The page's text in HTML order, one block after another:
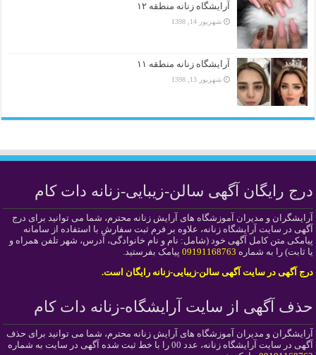
آرایشگاه زنانه منطقه ۱۲
شهریور 14, 1398
آرایشگاه زنانه منطقه ۱۱
شهریور 13, 1398
درج رایگان آگهی سالن-زیبایی-زنانه دات کام
آرایشگران و مدیران آموزشگاه های آرایش زنانه محترم، شما می توانید برای درج
آگهی در سایت آرایشگاه زنانه، علاوه بر فرم ثبت سفارش با استفاده از سامانه
پیامکی متن کامل آگهی خود (شامل: نام و نام خانوادگی، آدرس، شهر تلفن همراه و
یا ثابت) را به شماره 09191168763 پیامک بفرستید.
درج آگهی در سایت آگهی سالن-زیبایی-زنانه رایگان است.
حذف آگهی از سایت آرایشگاه-زنانه دات کام
آرایشگران و مدیران آموزشگاه های آرایش زنانه محترم، شما می توانید برای حذف
آگهی در سایت آرایشگاه زنانه، عدد 00 را با خط ثبت شده آگهی در سایت به شماره